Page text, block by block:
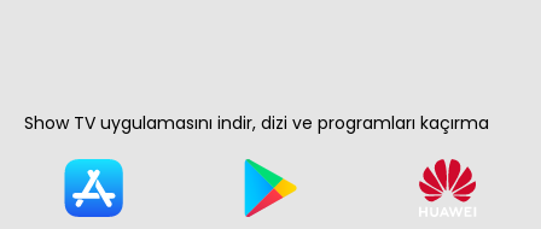
Show TV uygulamasını indir, dizi ve programları kaçırma